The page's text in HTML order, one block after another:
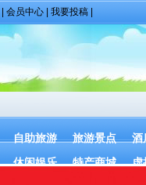
会员中心 我要投稿
自助旅游 旅游景点
酒
休闲娱乐 特产商城 虚